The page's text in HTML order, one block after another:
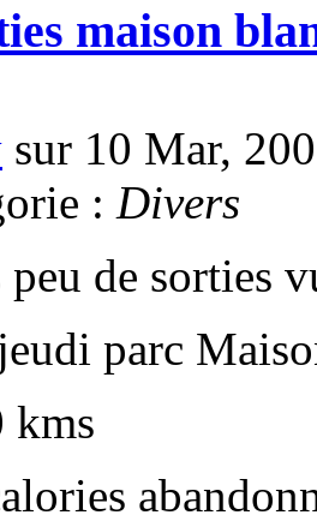
maison
sur 10 Mar,
: Divers
de sorties
parc
kms